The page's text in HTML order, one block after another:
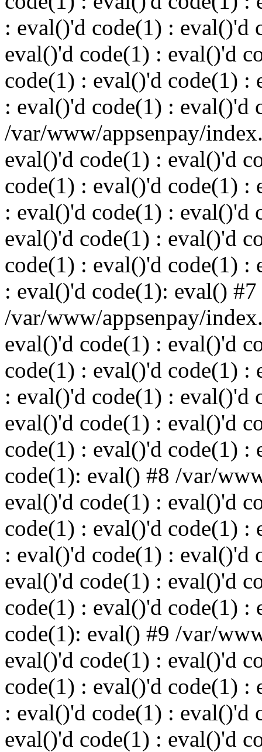
: eval()'d code(1) : eval()'d
eval()'d code(1) : eval()'d
code(1) : eval()'d code(1) :
: eval()'d code(1) : eval()'d
/var/www/appsenpay/
eval()'d code(1) : eval()'d
code(1) : eval()'d code(1) :
: eval()'d code(1) : eval()'d
eval()'d code(1) : eval()'d
code(1) : eval()'d code(1) :
: eval()'d code(1): eval() #7
/var/www/appsenpay/
eval()'d code(1) : eval()'d
code(1) : eval()'d code(1) :
: eval()'d code(1) : eval()'d
eval()'d code(1) : eval()'d
code(1) : eval()'d code(1) :
code(1): eval() #8 /var/
eval()'d code(1) : eval()'d
code(1) : eval()'d code(1) :
: eval()'d code(1) : eval()'d
eval()'d code(1) : eval()'d
code(1) : eval()'d code(1) :
code(1): eval() #9 /var/
eval()'d code(1) : eval()'d
code(1) : eval()'d code(1) :
: eval()'d code(1) : eval()'d
eval()'d code(1) : eval()'d